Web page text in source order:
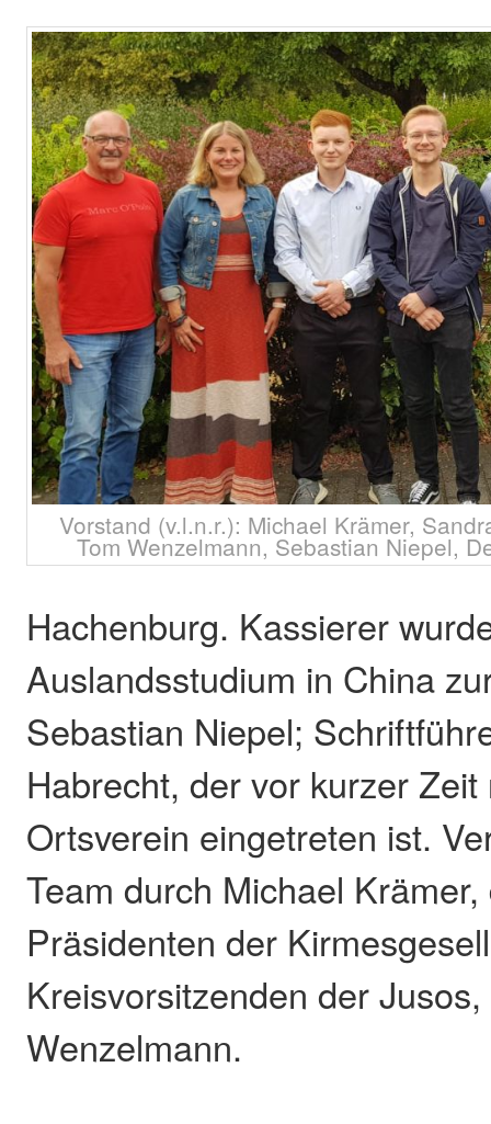
Vorstand (v.l.n.r.): Michael Krämer,
Tom Wenzelmann, Sebastian Niepel,
Hachenburg. Kassierer
Auslandsstudium in China
Sebastian Niepel;
Habrecht, der vor kurzer
Ortsverein eingetreten ist.
Team durch Michael
Präsidenten der
Kreisvorsitzenden der Jusos,
Wenzelmann.